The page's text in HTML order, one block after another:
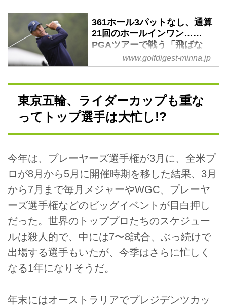
361ホール3パットなし、通算
21回のホールインワン……
PGAツアーで戦う「飛ばな
い」男たちの生存戦略 - みん
なのゴルフダイジェスト
PGAツアーといえば2019年シー
ズン年間王者ローリー・マキロイ
や世界ランク1位のブルックス・
ケプカを筆頭に、300ヤード超え
距離こそ劣るものの持ち前のテク
ニックでPGAツアーを戦う技巧派
選手たちがいた！
www.golfdigest-minna.jp
東京五輪、ライダーカップも重な
ってトップ選手は大忙し!?
今年は、プレーヤーズ選手権が3月に、全米プ
ロが8月から5月に開催時期を移した結果、3月
から7月まで毎月メジャーやWGC、プレーヤ
ーズ選手権などのビッグイベントが目白押し
だった。世界のトッププロたちのスケジュー
ルは殺人的で、中には7〜8試合、ぶっ続けで
出場する選手もいたが、今季はさらに忙しく
なる1年になりそうだ。
年末にはオーストラリアでプレジデンツカッ